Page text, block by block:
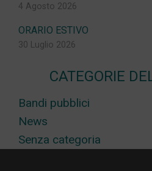
4 Agosto 2026
ORARIO ESTIVO
30 Luglio 2026
CATEGORIE
Bandi pubblici
News
Senza categoria